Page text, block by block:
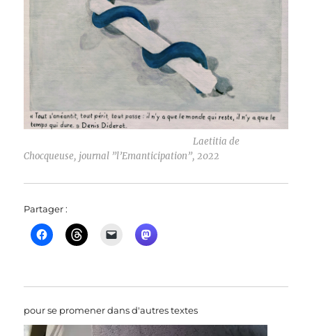
Laetitia de
Chocqueuse, journal ”l’Emanticipation”, 2022
Partager :
pour se promener dans d'autres textes